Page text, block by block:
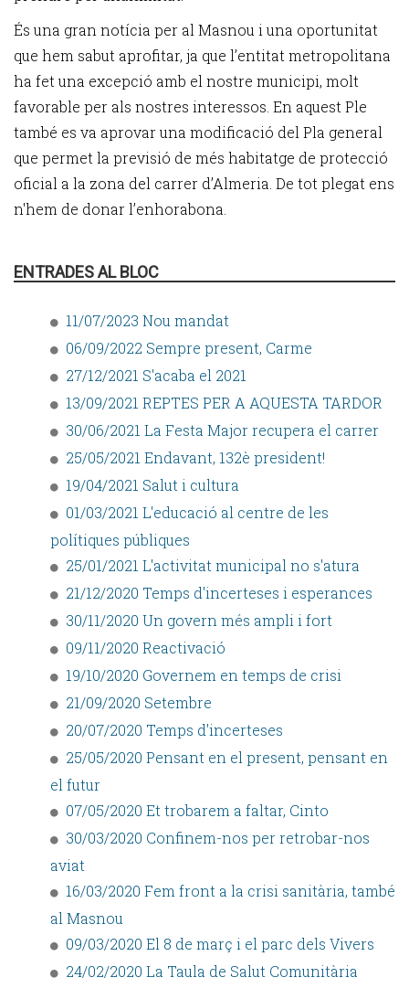
És una gran notícia per al Masnou i una oportunitat
que hem sabut aprofitar, ja que l’entitat metropolitana
ha fet una excepció amb el nostre municipi, molt
favorable per als nostres interessos. En aquest Ple
també es va aprovar una modificació del Pla general
que permet la previsió de més habitatge de protecció
oficial a la zona del carrer d’Almeria. De tot plegat ens
n'hem de donar l’enhorabona.
ENTRADES AL BLOC
11/07/2023 Nou mandat
06/09/2022 Sempre present, Carme
27/12/2021 S'acaba el 2021
13/09/2021 REPTES PER A AQUESTA TARDOR
30/06/2021 La Festa Major recupera el carrer
25/05/2021 Endavant, 132è president!
19/04/2021 Salut i cultura
01/03/2021 L'educació al centre de les
polítiques públiques
25/01/2021 L'activitat municipal no s'atura
21/12/2020 Temps d'incerteses i esperances
30/11/2020 Un govern més ampli i fort
09/11/2020 Reactivació
19/10/2020 Governem en temps de crisi
21/09/2020 Setembre
20/07/2020 Temps d'incerteses
25/05/2020 Pensant en el present, pensant en
el futur
07/05/2020 Et trobarem a faltar, Cinto
30/03/2020 Confinem-nos per retrobar-nos
aviat
16/03/2020 Fem front a la crisi sanitària, també
al Masnou
09/03/2020 El 8 de març i el parc dels Vivers
24/02/2020 La Taula de Salut Comunitària